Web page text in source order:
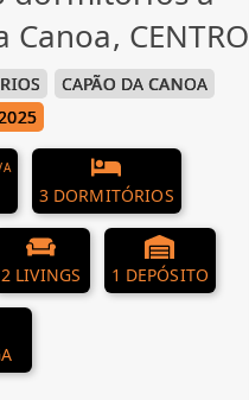
CENTRO
CAPÃO DA CANOA
3 DORMITÓRIOS
2 LIVINGS 1 DEPÓSITO